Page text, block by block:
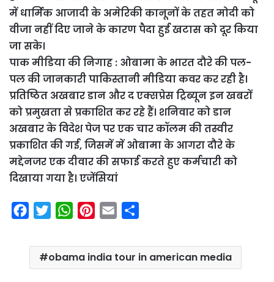
में धार्मिक आजादी के अमेरिकी कानूनों के तहत मोदी को
वीजा नहीं दिए जाने के कारण पैदा हुई खटास को दूर किया
जा सके।
पाक मीडिया की निगाह : ओबामा के भारत दौरे की पल-
पल की जानकारी पाकिस्तानी मीडिया कवर कर रही है।
प्रतिष्ठित अखबार डान और द एक्सप्रेस ट्रिब्यून इन खबरों
को प्रमुखता से प्रकाशित कर रहे हैं। शनिवार को डान
अखबार के विदेश पेज पर एक चार कॉलम की तस्वीर
प्रकाशित की गई, जिसमें में ओबामा के आगरा दौरे के
मद्देनजर एक दीवार की सफाई करते हुए कर्मचारी को
दिखाया गया है। एजेंसियां
c
i
t
W
a
t
n
t
a
i
a
r
obama india tour in american media